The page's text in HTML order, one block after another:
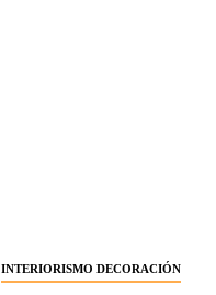
INTERIORISMO DECORACIÓN